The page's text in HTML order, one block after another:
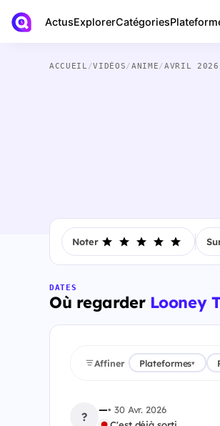
ActusExplorerCatégories
ACCUEIL /VIDÉOS/ANIME/AVRIL 2026
Noter
DATES
Où regarder Looney
Affiner Plateformes▾
?
—• 30 Avr. 2026